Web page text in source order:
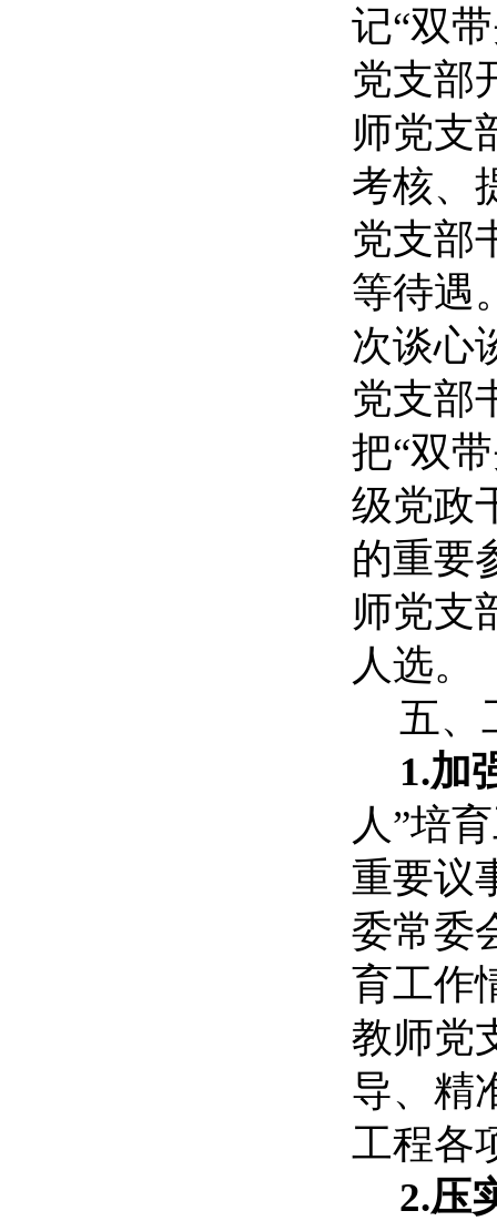
记“双
党支部
师党支
考核、
党支部
等待遇
次谈心
党支部
把“双
级党政
的重要
师党支
人选。
五、
1.加
人”培育
重要议
委常委
育工作
教师党
导、精
工程各
2.压